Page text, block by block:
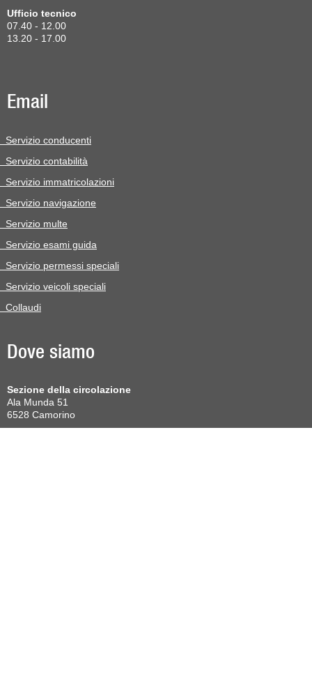
Ufficio tecnico
07.40 - 12.00
13.20 - 17.00
Email
Servizio conducenti
Servizio contabilità
Servizio immatricolazioni
Servizio navigazione
Servizio multe
Servizio esami guida
Servizio permessi speciali
Servizio veicoli speciali
Collaudi
Dove siamo
Sezione della circolazione
Ala Munda 51
6528 Camorino